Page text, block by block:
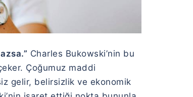
Charles Bukowski’nin bu
Çoğumuz maddi
gelir, belirsizlik ve ekonomik